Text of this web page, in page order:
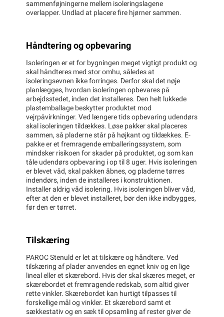
sammenføjningerne mellem isoleringslagene
overlapper. Undlad at placere fire hjørner sammen.
Håndtering og opbevaring
Isoleringen er et for bygningen meget vigtigt produkt og
skal håndteres med stor omhu, således at
isoleringsevnen ikke forringes. Derfor skal det nøje
planlægges, hvordan isoleringen opbevares på
arbejdsstedet, inden det installeres. Den helt lukkede
plastemballage beskytter produktet mod
vejrpåvirkninger. Ved længere tids opbevaring udendørs
skal isoleringen tildækkes. Løse pakker skal placeres
sammen, så pladerne står på højkant og tildækkes. E-
pakke er et fremragende emballeringssystem, som
mindsker risikoen for skader på produktet, og som kan
tåle udendørs opbevaring i op til 8 uger. Hvis isoleringen
er blevet våd, skal pakken åbnes, og pladerne tørres
indendørs, inden de installeres i konstruktionen.
Installer aldrig våd isolering. Hvis isoleringen bliver våd,
efter at den er blevet installeret, bør den ikke indbygges,
før den er tørret.
Tilskæring
PAROC Stenuld er let at tilskære og håndtere. Ved
tilskæring af plader anvendes en egnet kniv og en lige
lineal eller et skærebord. Hvis der skal skæres meget, er
skærebordet et fremragende redskab, som altid giver
rette vinkler. Skærebordet kan hurtigt tilpasses til
forskellige mål og vinkler. Et skærebord samt et
sækkestativ og en sæk til opsamling af rester giver de